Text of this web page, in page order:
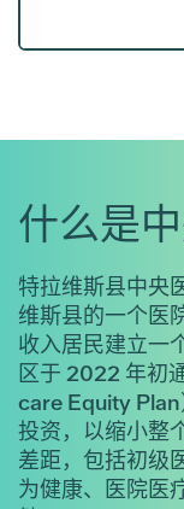
什么是
特拉维斯县中央
维斯县的一个医
收入居民建立一
区于 2022 年初
care Equity
投资，以缩小整
差距，包括初级
为健康、医院医